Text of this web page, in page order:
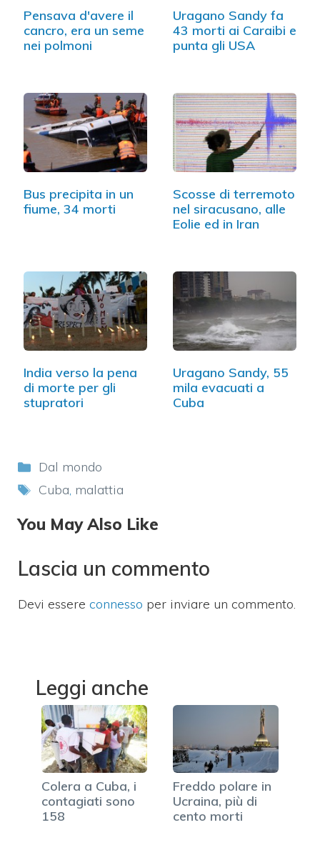
Pensava d'avere il
cancro, era un seme
nei polmoni
Uragano Sandy fa
43 morti ai Caraibi e
punta gli USA
Bus precipita in un
fiume, 34 morti
Scosse di terremoto
nel siracusano, alle
Eolie ed in Iran
India verso la pena
di morte per gli
stupratori
Uragano Sandy, 55
mila evacuati a
Cuba
Categorie
Dal mondo
Tag
Cuba, malattia
You May Also Like
Lascia un commento
Devi essere connesso per inviare un commento.
Leggi anche
Colera a Cuba, i
contagiati sono
158
Freddo polare in
Ucraina, più di
cento morti